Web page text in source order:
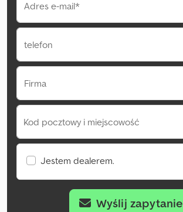
Adres e-mail*
telefon
Firma
Kod pocztowy i miejscowość
Jestem dealerem.
Wyślij zapytanie